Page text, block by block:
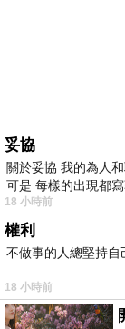
妥協
關於妥協 我的為人
可是 每樣的出現都
18 小時前
權利
不做事的人總堅持自
18 小時前